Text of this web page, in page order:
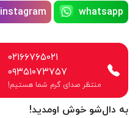
به دال‌شو خوش اومدید!
whatsapp
instagram
۰۲۱۶۶۷۶۵۰۲۱
۰۹۳۵۱۰۷۳۷۵۷
منتظر صدای گرم شما هستیم!